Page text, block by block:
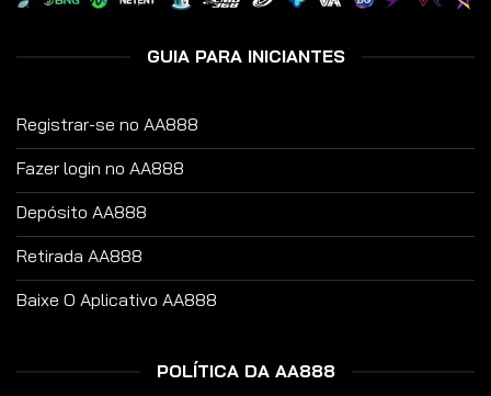
GUIA PARA INICIANTES
Registrar-se no AA888
Fazer login no AA888
Depósito AA888
Retirada AA888
Baixe O Aplicativo AA888
POLÍTICA DA AA888